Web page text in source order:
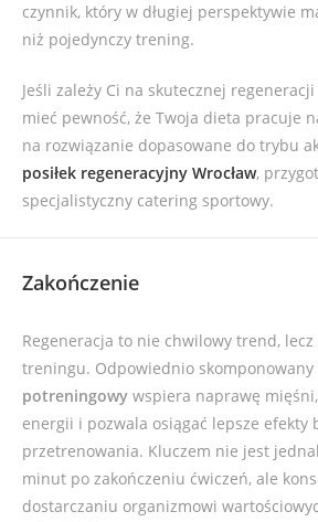
czynnik, który w długiej perspektywie
niż pojedynczy trening.
Jeśli zależy Ci na skutecznej
mieć pewność, że Twoja dieta pracuje
na rozwiązanie dopasowane do trybu
posiłek regeneracyjny Wrocław,
specjalistyczny catering sportowy.
Zakończenie
Regeneracja to nie chwilowy trend,
treningu. Odpowiednio skomponowany
potreningowy wspiera naprawę
energii i pozwala osiągać lepsze efekty
przetrenowania. Kluczem nie jest
minut po zakończeniu ćwiczeń, ale
dostarczaniu organizmowi